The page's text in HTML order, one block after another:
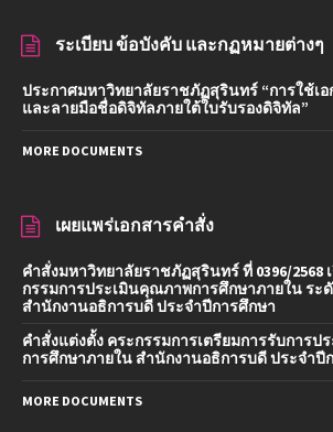
ระเบียบ ข้อบังคับ และกฏหมายต่างๆ
ประกาศมหาวิทยาลัยราชภัฏสุรินทร์ “การใช้เ
และลายมือชื่อดิจิทัลภายใต้ใบรับรองดิจิทัล”
MORE DOCUMENTS
เผยแพร่เอกสารคำสั่ง
คำสั่งมหาวิทยาลัยราชภัฏสุรินทร์ ที่ 0396/2568
กรรมการประเมินคุณภาพการศึกษาภายใน ร
สำนักงานอธิการบดี ประจำปีการศึกษา
คำสั่งแต่งตั้ง คระกรรมการเตรียมการรับการ
การศึกษาภายใน สำนักงานอธิการบดี ประจำปี
MORE DOCUMENTS